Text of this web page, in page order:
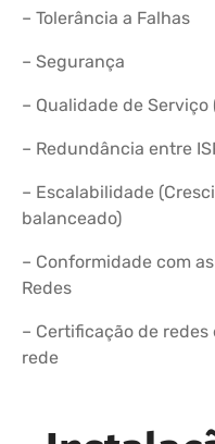
– Tolerância a Falhas
– Segurança
– Qualidade de Serviço
– Redundância entre
– Escalabilidade
balanceado)
– Conformidade com
Redes
– Certificação de
rede